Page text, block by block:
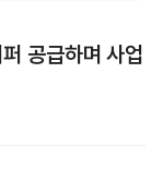
공급하며 사업